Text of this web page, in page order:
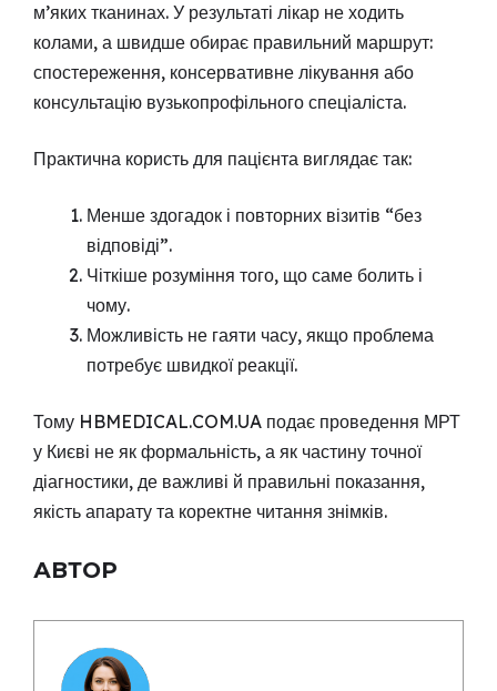
м’яких тканинах. У результаті лікар не ходить
колами, а швидше обирає правильний маршрут:
спостереження, консервативне лікування або
консультацію вузькопрофільного спеціаліста.
Практична користь для пацієнта виглядає так:
Менше здогадок і повторних візитів “без
відповіді”.
Чіткіше розуміння того, що саме болить і
чому.
Можливість не гаяти часу, якщо проблема
потребує швидкої реакції.
Тому HBMEDICAL.COM.UA подає проведення МРТ
у Києві не як формальність, а як частину точної
діагностики, де важливі й правильні показання,
якість апарату та коректне читання знімків.
АВТОР